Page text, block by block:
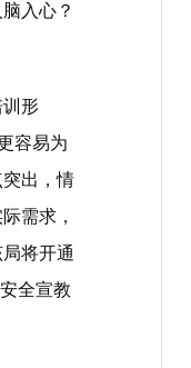
入心？
形
容易为
出，情
需求，
将开通
全宣教